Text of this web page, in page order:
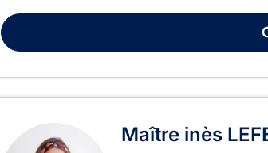
Maître inès